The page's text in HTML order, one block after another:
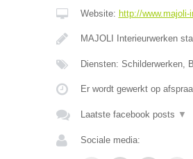
Website: http://www.majoli-
MAJOLI Interieurwerken
Diensten: Schilderwerken,
Er wordt gewerkt op
Laatste facebook posts ▼
Sociale media: